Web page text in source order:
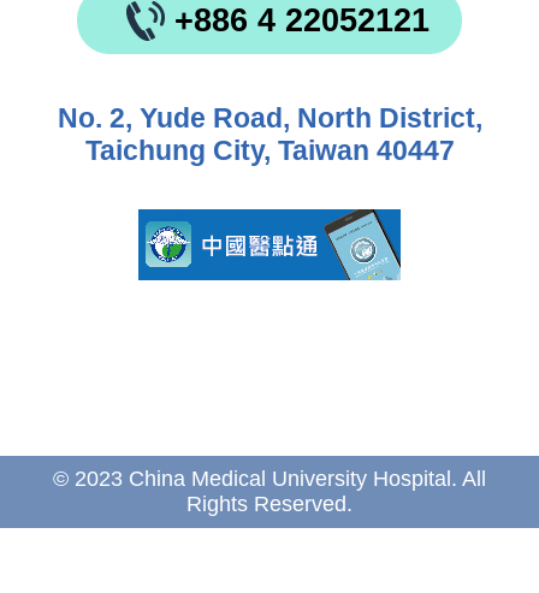
+886 4 22052121
No. 2, Yude Road, North District,
Taichung City, Taiwan 40447
© 2023 China Medical University Hospital. All
Rights Reserved.